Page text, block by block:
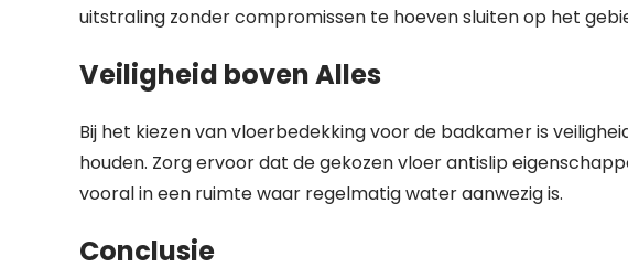
uitstraling zonder compromissen te hoeven sluiten op het
Veiligheid boven Alles
Bij het kiezen van vloerbedekking voor de badkamer is
houden. Zorg ervoor dat de gekozen vloer antislip
vooral in een ruimte waar regelmatig water aanwezig is.
Conclusie